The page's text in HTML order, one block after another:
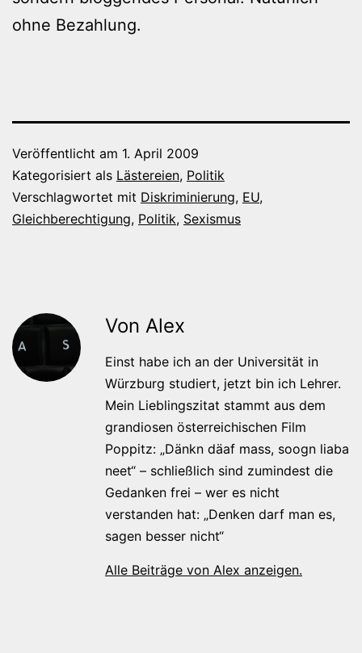
ohne Bezahlung.
Veröffentlicht am 1. April 2009
Kategorisiert als Lästereien, Politik
Verschlagwortet mit Diskriminierung, EU,
Gleichberechtigung, Politik, Sexismus
Von Alex
Einst habe ich an der Universität in
Würzburg studiert, jetzt bin ich Lehrer.
Mein Lieblingszitat stammt aus dem
grandiosen österreichischen Film
Poppitz: „Dänkn däaf mass, soogn liaba
neet“ – schließlich sind zumindest die
Gedanken frei – wer es nicht
verstanden hat: „Denken darf man es,
sagen besser nicht“
Alle Beiträge von Alex anzeigen.